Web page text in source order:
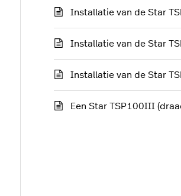
Installatie van de Star
Installatie van de Star
Installatie van de Star
Een Star TSP100III